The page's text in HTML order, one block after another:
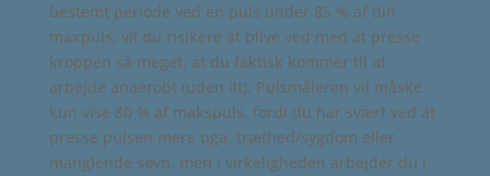
bestemt periode ved en puls under 85 % af din
maxpuls, vil du risikere at blive ved med at presse
kroppen så meget, at du faktisk kommer til at
arbejde anaerobt (uden ilt). Pulsmåleren vil måske
kun vise 80 % af makspuls, fordi du har svært ved at
presse pulsen mere pga. træthed/sygdom eller
manglende søvn, men i virkeligheden arbejder du i